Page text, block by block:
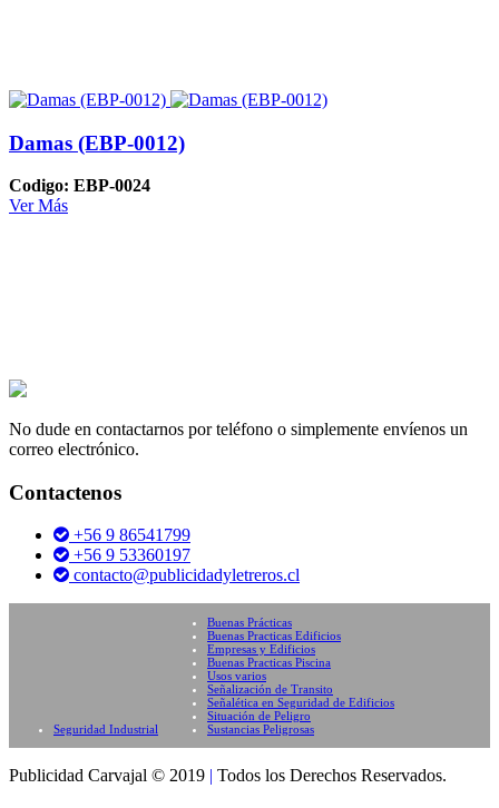
Damas (EBP-0012)
Codigo: EBP-0024
Ver Más
No dude en contactarnos por teléfono o simplemente envíenos un
correo electrónico.
Contactenos
+56 9 86541799
+56 9 53360197
contacto@publicidadyletreros.cl
Seguridad Industrial
Buenas Prácticas
Buenas Practicas Edificios
Empresas y Edificios
Buenas Practicas Piscina
Usos varios
Señalización de Transito
Señalética en Seguridad de Edificios
Situación de Peligro
Sustancias Peligrosas
Publicidad Carvajal © 2019 | Todos los Derechos Reservados.